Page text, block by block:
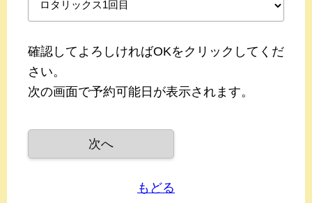
確認してよろしければOKをクリックしてくだ
さい。
次の画面で予約可能日が表示されます。
もどる